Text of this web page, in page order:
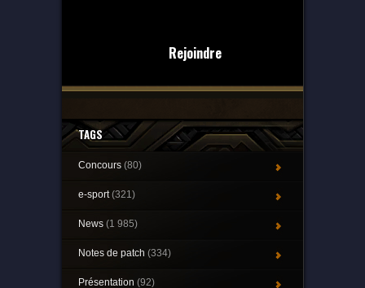
Rejoindre
TAGS
Concours (80)
e-sport(321)
News (1 985)
Notes de patch (334)
Présentation (92)